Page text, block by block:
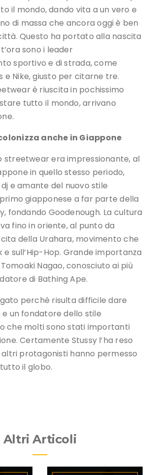
il mondo, dando vita a un vero e
di massa che ancora oggi è ben
Questo ha portato alla nascita
sono i leader
sportivo e di strada, come
e Nike, giusto per citarne tre.
è riuscita in pochissimo
tutto il mondo, arrivano
anche in Giappone
streetwear era impressionante, al
in quello stesso periodo,
dj e amante del nuovo stile
giapponese a far parte della
fondando Goodenough. La cultura
fino in oriente, al punto da
della Urahara, movimento che
e sull’Hip-Hop. Grande importanza
Nagao, conosciuto ai più
di Bathing Ape.
perché risulta difficile dare
e un fondatore dello stile
che molti sono stati importanti
Certamente Stussy l’ha reso
protagonisti hanno permesso
il globo.
Altri Articoli